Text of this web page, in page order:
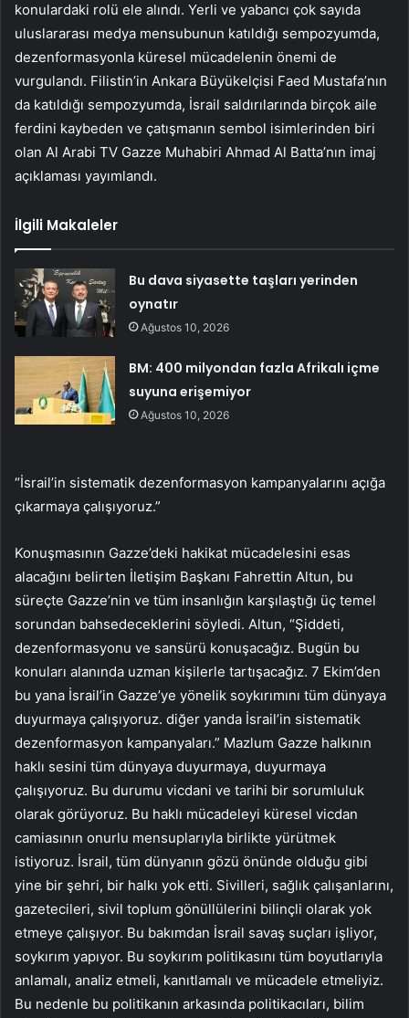
konulardaki rolü ele alındı. Yerli ve yabancı çok sayıda
uluslararası medya mensubunun katıldığı sempozyumda,
dezenformasyonla küresel mücadelenin önemi de
vurgulandı. Filistin’in Ankara Büyükelçisi Faed Mustafa’nın
da katıldığı sempozyumda, İsrail saldırılarında birçok aile
ferdini kaybeden ve çatışmanın sembol isimlerinden biri
olan Al Arabi TV Gazze Muhabiri Ahmad Al Batta’nın imaj
açıklaması yayımlandı.
İlgili Makaleler
Bu dava siyasette taşları yerinden
oynatır
Ağustos 10, 2026
BM: 400 milyondan fazla Afrikalı içme
suyuna erişemiyor
Ağustos 10, 2026
“İsrail’in sistematik dezenformasyon kampanyalarını açığa
çıkarmaya çalışıyoruz.”
Konuşmasının Gazze’deki hakikat mücadelesini esas
alacağını belirten İletişim Başkanı Fahrettin Altun, bu
süreçte Gazze’nin ve tüm insanlığın karşılaştığı üç temel
sorundan bahsedeceklerini söyledi. Altun, “Şiddeti,
dezenformasyonu ve sansürü konuşacağız. Bugün bu
konuları alanında uzman kişilerle tartışacağız. 7 Ekim’den
bu yana İsrail’in Gazze’ye yönelik soykırımını tüm dünyaya
duyurmaya çalışıyoruz. diğer yanda İsrail’in sistematik
dezenformasyon kampanyaları.” Mazlum Gazze halkının
haklı sesini tüm dünyaya duyurmaya, duyurmaya
çalışıyoruz. Bu durumu vicdani ve tarihi bir sorumluluk
olarak görüyoruz. Bu haklı mücadeleyi küresel vicdan
camiasının onurlu mensuplarıyla birlikte yürütmek
istiyoruz. İsrail, tüm dünyanın gözü önünde olduğu gibi
yine bir şehri, bir halkı yok etti. Sivilleri, sağlık çalışanlarını,
gazetecileri, sivil toplum gönüllülerini bilinçli olarak yok
etmeye çalışıyor. Bu bakımdan İsrail savaş suçları işliyor,
soykırım yapıyor. Bu soykırım politikasını tüm boyutlarıyla
anlamalı, analiz etmeli, kanıtlamalı ve mücadele etmeliyiz.
Bu nedenle bu politikanın arkasında politikacıları, bilim